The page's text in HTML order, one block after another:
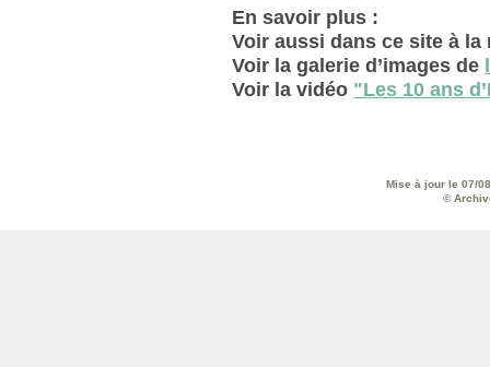
En savoir plus :
Voir aussi dans ce site à
Voir la galerie d’images de
Voir la vidéo "Les 10 ans
Mise à jour le 07/
©